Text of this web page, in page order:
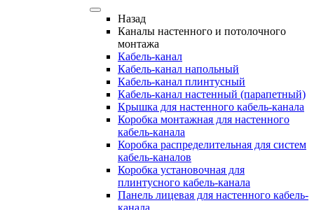
Назад
Каналы настенного и потолочного
монтажа
Кабель-канал
Кабель-канал напольный
Кабель-канал плинтусный
Кабель-канал настенный (парапетный)
Крышка для настенного кабель-канала
Коробка монтажная для настенного
кабель-канала
Коробка распределительная для систем
кабель-каналов
Коробка установочная для
плинтусного кабель-канала
Панель лицевая для настенного кабель-
канала